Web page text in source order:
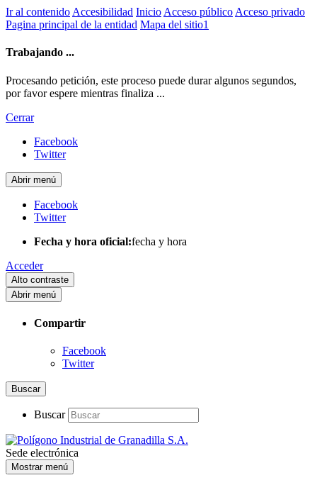
Ir al contenido Accesibilidad Inicio Acceso público Acceso privado
Pagina principal de la entidad Mapa del sitio1
Trabajando ...
Procesando petición, este proceso puede durar algunos segundos,
por favor espere mientras finaliza ...
Cerrar
Facebook
Twitter
Abrir menú
Facebook
Twitter
Fecha y hora oficial:fecha y hora
Acceder
Alto contraste
Abrir menú
Compartir
Facebook
Twitter
Buscar
Buscar
Sede electrónica
Mostrar menú